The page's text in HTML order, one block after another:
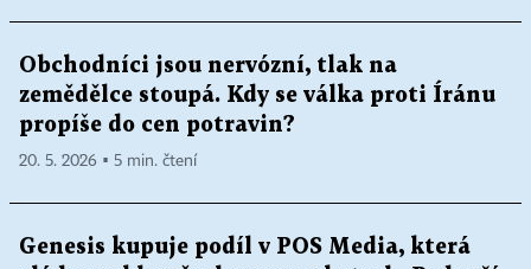
Obchodníci jsou nervózní, tlak na
zemědělce stoupá. Kdy se válka proti Íránu
propíše do cen potravin?
20. 5. 2026 ▪ 5 min. čtení
Genesis kupuje podíl v POS Media, která